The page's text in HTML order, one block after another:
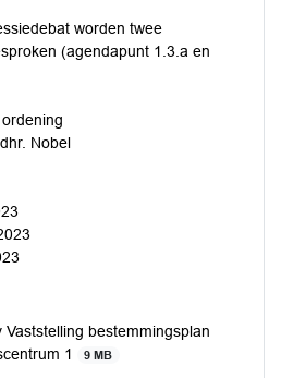
worden twee
(agendapunt 1.3.a en
Nobel
Vaststelling bestemmingsplan
1
9 MB